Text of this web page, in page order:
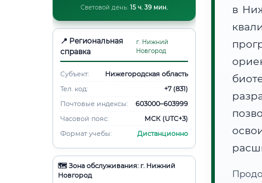
Световой день: 15 ч. 39 мин.
📍 Региональная
справка
г. Нижний
Новгород
Субъект:
Нижегородская область
Тел. код:
+7 (831)
Почтовые индексы:
603000–603999
Часовой пояс:
МСК (UTC+3)
Формат учебы:
Дистанционно
🗺️ Зона обслуживания: г. Нижний
Новгород
в